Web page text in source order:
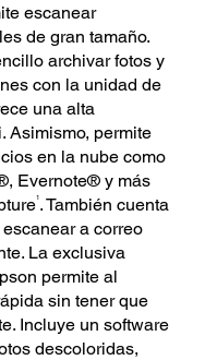
escanear
de gran tamaño.
archivar fotos y
con la unidad de
una alta
Asimismo, permite
en la nube como
Evernote® y más
1. También cuenta
a correo
La exclusiva
permite al
sin tener que
Incluye un software
descoloridas,